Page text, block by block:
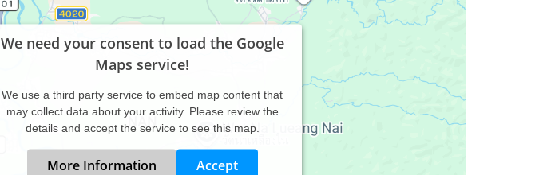
We need your consent to load the Google
Maps service!
We use a third party service to embed map content that
may collect data about your activity. Please review the
details and accept the service to see this map.
More Information Accept